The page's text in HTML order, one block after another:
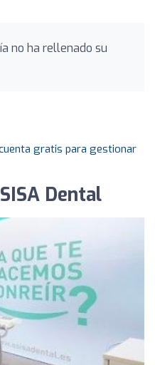
no ha rellenado su
gratis para gestionar
Dental